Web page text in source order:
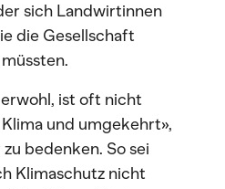
sich Landwirtinnen
die Gesellschaft
ist oft nicht
und umgekehrt»,
bedenken. So sei
Klimaschutz nicht